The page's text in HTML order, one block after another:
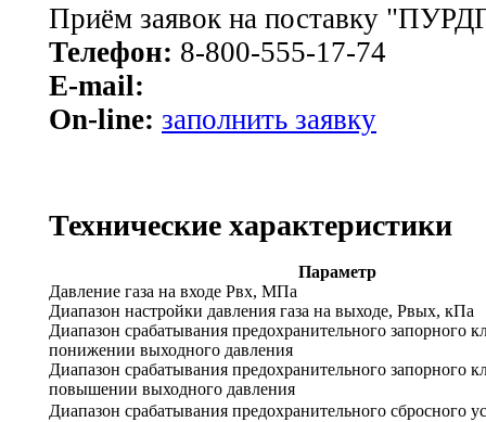
Приём заявок на поставку
Телефон: 8-800-555-17-74
E-mail:
On-line: заполнить заявку
Технические характеристики
Параметр
Давление газа на входе Рвх, МПа
Диапазон настройки давления газа на выходе, Рвых, кПа
Диапазон срабатывания предохранительного запорного
понижении выходного давления
Диапазон срабатывания предохранительного запорного
повышении выходного давления
Диапазон срабатывания предохранительного сбросного